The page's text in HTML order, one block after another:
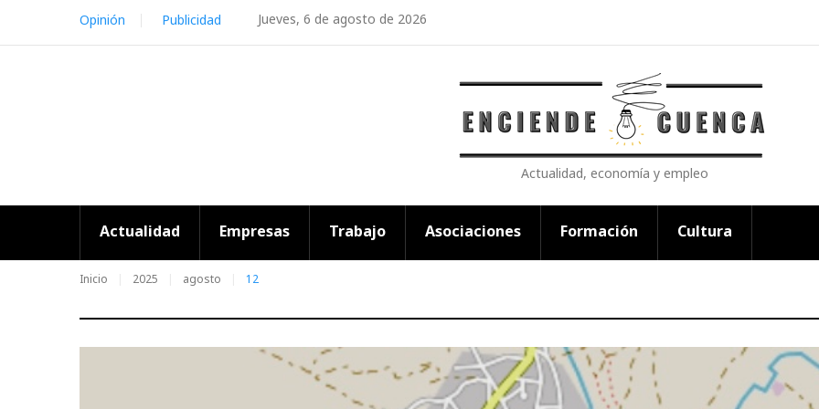
content
Jueves, 6 de agosto de 2026
Opinión Publicidad
Actualidad, economía y empleo
Actualidad Empresas Trabajo Asociaciones Formación Cultura
Inicio 2025 agosto 12